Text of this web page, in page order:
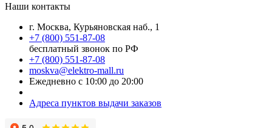
Наши контакты
г. Москва, Курьяновская наб., 1
+7 (800) 551-87-08
бесплатный звонок по РФ
+7 (800) 551-87-08
moskva@elektro-mall.ru
Ежедневно с 10:00 до 20:00
Адреса пунктов выдачи заказов